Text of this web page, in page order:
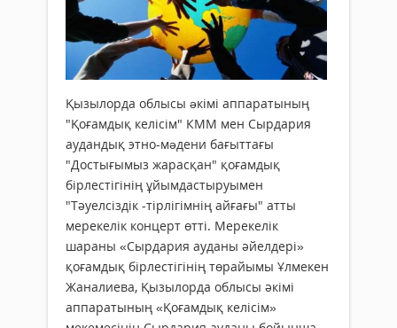
Қызылорда облысы əкімі аппаратының
"Қоғамдық келісім" КММ мен Сырдария
аудандық этно-мəдени бағыттағы
"Достығымыз жарасқан" қоғамдық
бірлестігінің ұйымдастыруымен
"Тәуелсіздік -тірлігімнің айғағы" атты
мерекелік концерт өтті. Мерекелік
шараны «Сырдария ауданы әйелдері»
қоғамдық бірлестігінің төрайымы Ұлмекен
Жаналиева, Қызылорда облысы әкімі
аппаратының «Қоғамдық келісім»